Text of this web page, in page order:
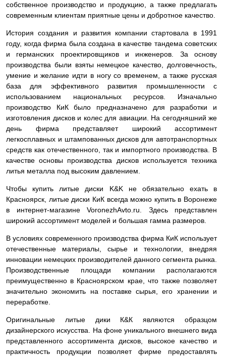
собственное производство и продукцию, а также предлагать
современным клиентам приятные цены и добротное качество.
История создания и развития компании стартовала в 1991
году, когда фирма была создана в качестве тандема советских
и германских проектировщиков и инженеров. За основу
производства были взяты немецкое качество, долговечность,
умение и желание идти в ногу со временем, а также русская
база для эффективного развития промышленности с
использованием национальных ресурсов. Изначально
производство КиК было предназначено для разработки и
изготовления дисков и колес для авиации. На сегодняшний же
день фирма представляет широкий ассортимент
легкосплавных и штампованных дисков для автотранспортных
средств как отечественного, так и импортного производства. В
качестве основы производства дисков используется техника
литья металла под высоким давлением.
Чтобы купить литые диски K&K не обязательно ехать в
Красноярск, литые диски КиК всегда можно купить в Воронеже
в интернет-магазине VoronezhAvto.ru. Здесь представлен
широкий ассортимент моделей и большая гамма размеров.
В условиях современного производства фирма КиК использует
отечественные материалы, сырье и технологии, внедряя
инновации немецких производителей данного сегмента рынка.
Производственные площади компании располагаются
преимущественно в Красноярском крае, что также позволяет
значительно экономить на поставке сырья, его хранении и
переработке.
Оригинальные литые дики К&К являются образцом
дизайнерского искусства. На фоне уникального внешнего вида
представленного ассортимента дисков, высокое качество и
практичность продукции позволяет фирме предоставлять